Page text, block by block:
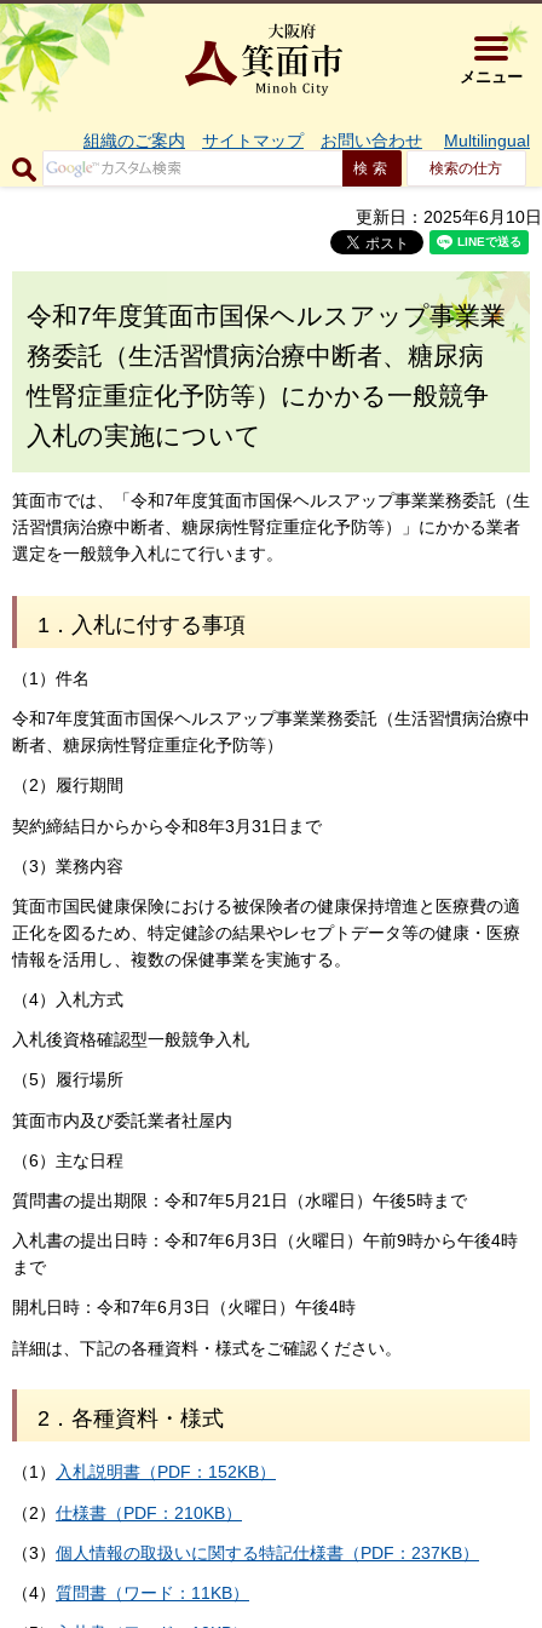
大阪府箕
メニュー
組織のご案内 サイトマップ お問い合わせ Multilingual
検索の仕方
更新日：2025年6月10日
令和7年度箕面市国保ヘルスアップ事業業
務委託（生活習慣病治療中断者、糖尿病
性腎症重症化予防等）にかかる一般競争
入札の実施について
箕面市では、「令和7年度箕面市国保ヘルスアップ事業業務委託（生
活習慣病治療中断者、糖尿病性腎症重症化予防等）」にかかる業者
選定を一般競争入札にて行います。
1．入札に付する事項
（1）件名
令和7年度箕面市国保ヘルスアップ事業業務委託（生活習慣病治療中
断者、糖尿病性腎症重症化予防等）
（2）履行期間
契約締結日からから令和8年3月31日まで
（3）業務内容
箕面市国民健康保険における被保険者の健康保持増進と医療費の適
正化を図るため、特定健診の結果やレセプトデータ等の健康・医療
情報を活用し、複数の保健事業を実施する。
（4）入札方式
入札後資格確認型一般競争入札
（5）履行場所
箕面市内及び委託業者社屋内
（6）主な日程
質問書の提出期限：令和7年5月21日（水曜日）午後5時まで
入札書の提出日時：令和7年6月3日（火曜日）午前9時から午後4時
まで
開札日時：令和7年6月3日（火曜日）午後4時
詳細は、下記の各種資料・様式をご確認ください。
2．各種資料・様式
（1） 入札説明書（PDF：152KB）
（2） 仕様書（PDF：210KB）
（3） 個人情報の取扱いに関する特記仕様書（PDF：237KB）
（4） 質問書（ワード：11KB）